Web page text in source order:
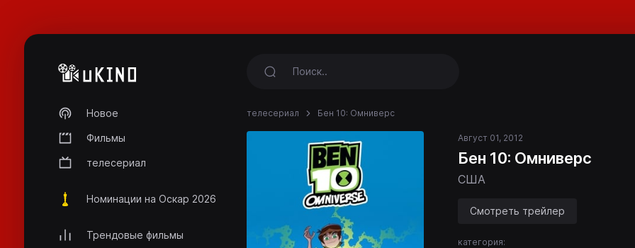
Новое
Фильмы
телесериал
Номинации на Оскар 2026
Трендовые фильмы
телесериал Бен 10: Омниверс
Август 01, 2012
Бен 10: Омниверс
США
Смотреть трейлер
категория: